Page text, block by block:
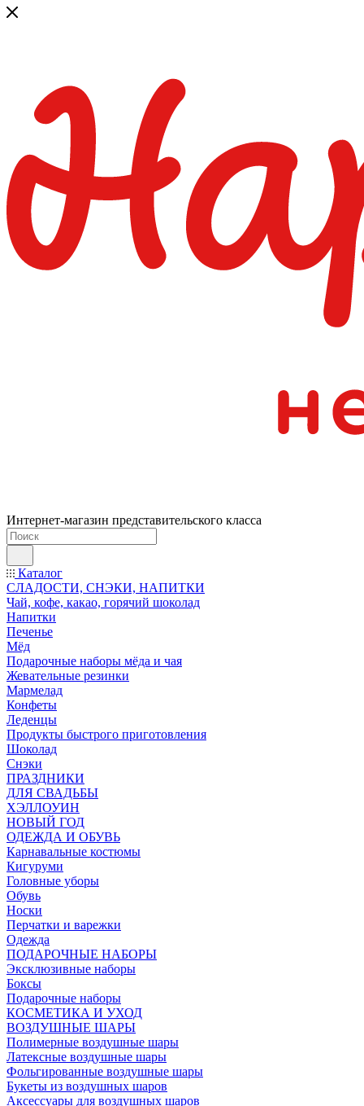
Интернет-магазин представительского класса
Каталог
СЛАДОСТИ, СНЭКИ, НАПИТКИ
Чай, кофе, какао, горячий шоколад
Напитки
Печенье
Мёд
Подарочные наборы мёда и чая
Жевательные резинки
Мармелад
Конфеты
Леденцы
Продукты быстрого приготовления
Шоколад
Снэки
ПРАЗДНИКИ
ДЛЯ СВАДЬБЫ
ХЭЛЛОУИН
НОВЫЙ ГОД
ОДЕЖДА И ОБУВЬ
Карнавальные костюмы
Кигуруми
Головные уборы
Обувь
Носки
Перчатки и варежки
Одежда
ПОДАРОЧНЫЕ НАБОРЫ
Эксклюзивные наборы
Боксы
Подарочные наборы
КОСМЕТИКА И УХОД
ВОЗДУШНЫЕ ШАРЫ
Полимерные воздушные шары
Латексные воздушные шары
Фольгированные воздушные шары
Букеты из воздушных шаров
Аксессуары для воздушных шаров